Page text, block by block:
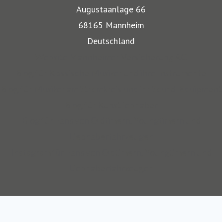
bestehen besondere Gefahren. Die Mitarbeiter der
Augustaanlage 66
68165 Mannheim
Deutschland